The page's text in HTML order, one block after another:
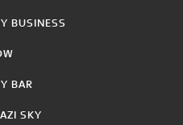
BUSINESS
BAR
SKY